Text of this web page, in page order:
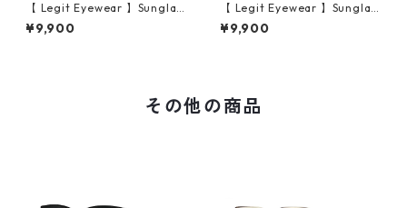
【 Legit Eyewear 】Sunglas
ses Konoe (Clear Grey/Gre
y)
¥9,900
【 Legit Eyewear 】Sunglas
ses Konoe (Black Clear/Gre
y)
¥9,900
その他の商品